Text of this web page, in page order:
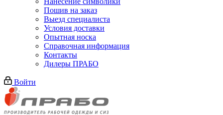
Пошив на заказ
Выезд специалиста
Условия доставки
Опытная носка
Справочная информация
Контакты
Дилеры ПРАБО
Войти